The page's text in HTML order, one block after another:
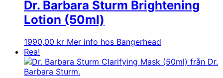
Dr. Barbara Sturm Brightening
Lotion (50ml)
1990,00 kr Mer info hos Bangerhead
Rea!